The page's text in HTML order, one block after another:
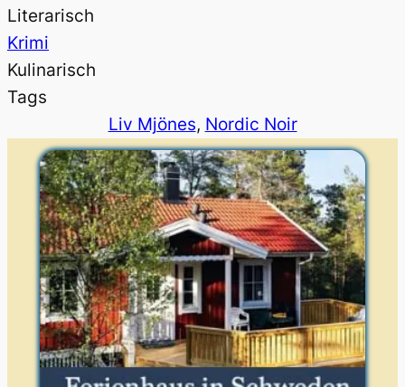
Literarisch
Krimi
Kulinarisch
Tags
Liv Mjönes, Nordic Noir